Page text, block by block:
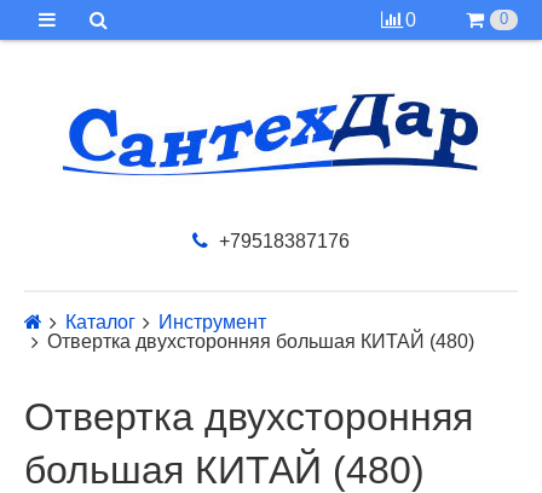
0 0
+79518387176
Каталог
Инструмент
Отвертка двухсторонняя большая КИТАЙ (480)
Отвертка двухсторонняя
большая КИТАЙ (480)